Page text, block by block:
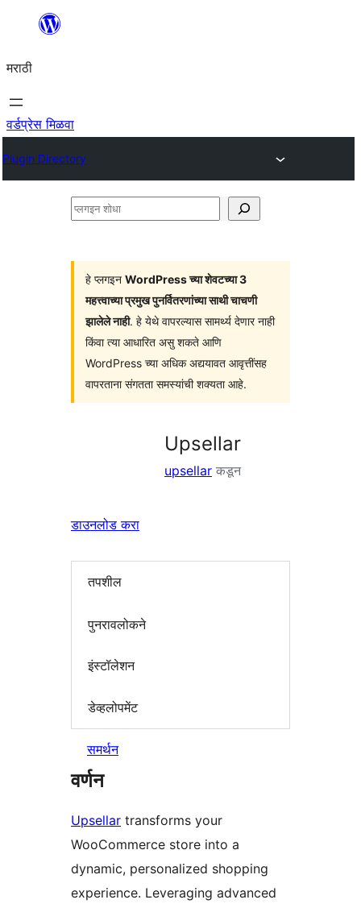
सामुग्रीवर
मराठी
वर्डप्रेस मिळवा
Plugin Directory
प्लगइन
हे प्लगइन WordPress च्या शेवटच्या 3
महत्त्वाच्या प्रमुख पुनर्वितरणांच्या साथी चाचणी
झालेले नाही. हे येथे वापरल्यास सामर्थ्य देणार नाही
किंवा त्या आधारित असु शकते आणि
WordPress च्या अधिक अद्ययावत आवृत्तींसह
वापरताना संगतता समस्यांची शक्यता आहे.
Upsellar
upsellar कडून
डाउनलोड करा
तपशील
पुनरावलोकने
इंस्टॉलेशन
डेव्हलोपमेंट
समर्थन
वर्णन
Upsellar transforms your
WooCommerce store into a
dynamic, personalized shopping
experience. Leveraging advanced